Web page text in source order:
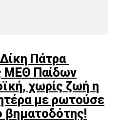
Δίκη Πάτρα
ΜΕΘ Παίδων
χωρίς ζωή η
με ρωτούσε
βηματοδότης!